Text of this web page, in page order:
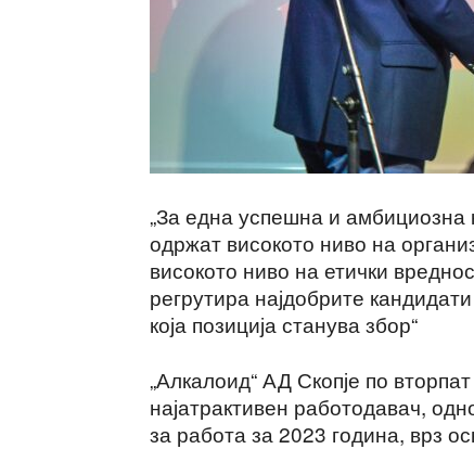
„За една успешна и амбициозна
одржат високото ниво на
високото ниво на етички
регрутира најдобрите
која позиција станува збор“
„Алкалоид“ АД Скопје по
најатрактивен работодавач,
за работа за 2023 година, врз